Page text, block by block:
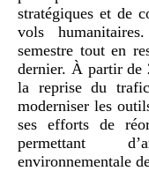
stratégiques et de
vols
semestre tout en
dernier. À partir de
la reprise du
moderniser les
ses efforts de
permettant
environnementale